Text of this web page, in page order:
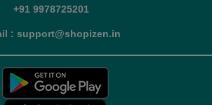
+91 9978725201
: support@shopizen.in